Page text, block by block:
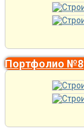
Портфолио №8